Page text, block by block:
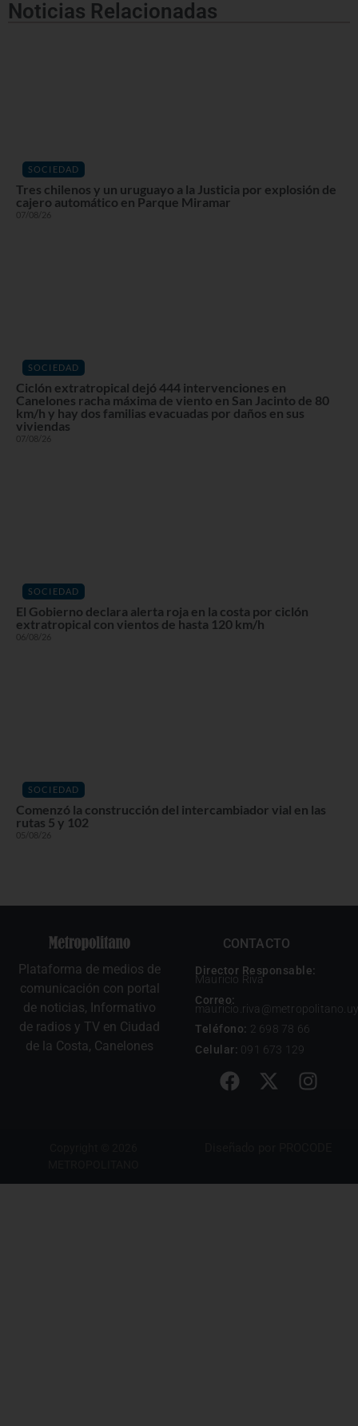
Noticias Relacionadas
SOCIEDAD
Tres chilenos y un uruguayo a la Justicia por explosión de
cajero automático en Parque Miramar
07/08/26
SOCIEDAD
Ciclón extratropical dejó 444 intervenciones en
Canelones racha máxima de viento en San Jacinto de 80
km/h y hay dos familias evacuadas por daños en sus
viviendas
07/08/26
SOCIEDAD
El Gobierno declara alerta roja en la costa por ciclón
extratropical con vientos de hasta 120 km/h
06/08/26
SOCIEDAD
Comenzó la construcción del intercambiador vial en las
rutas 5 y 102
05/08/26
Plataforma de medios de
comunicación con portal
de noticias, Informativo
de radios y TV en Ciudad
de la Costa, Canelones
CONTACTO
Director Responsable:
Mauricio Riva
Correo:
mauricio.riva@metropolitano.uy
Teléfono: 2 698 78 66
Celular: 091 673 129